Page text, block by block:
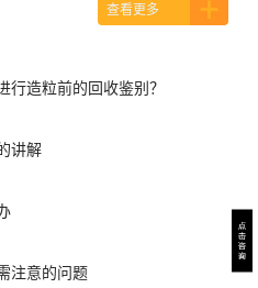
查看更多
行造粒前的回收鉴别？
讲解
注意的问题